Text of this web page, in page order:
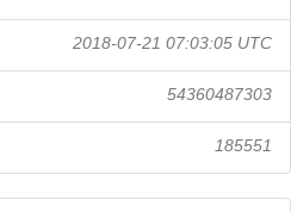
2018-07-21 07:03:05 UTC
54360487303
185551